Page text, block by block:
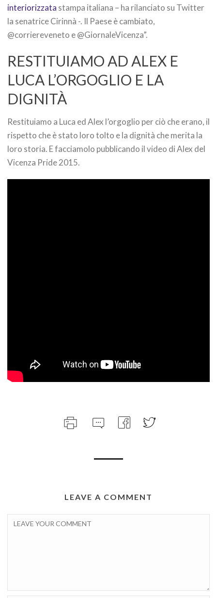
interiorizzata stampa italiana – ha rilanciato su Twitter
la senatrice Cirinnà -. Il Paese è cambiato,
@corriereveneto e @GiornaleVicenza”.
RESTITUIAMO AD ALEX E
LUCA L’ORGOGLIO E LA
DIGNITÀ
Restituiamo a Luca ed Alex l’orgoglio per ciò che erano, il
rispetto che è stato loro tolto e la dignità che merita la
loro storia. E facciamolo pubblicando il video di Alex del
Vicenza Pride 2015.
LEAVE A COMMENT